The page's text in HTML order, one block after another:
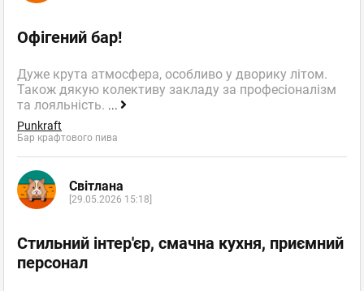
Офігений бар!
Дуже крута атмосфера, особливо у дворику літом.
Також дякую колективу закладу за професіоналізм
та лояльність. ...
Punkraft
Бар крафтового пива
Світлана
[29.05.2026 15:18]
Стильний інтер'єр, смачна кухня, приємний
персонал